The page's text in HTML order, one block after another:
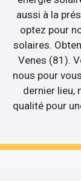
aussi à la
optez pour
solaires.
Venes (81).
nous pour
dernier lieu,
qualité pour